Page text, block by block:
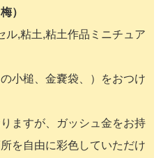
）
,粘土,粘土作品ミニチュア
小槌、金嚢袋、）をおつけ
ますが、ガッシュ金をお持
を自由に彩色していただけ